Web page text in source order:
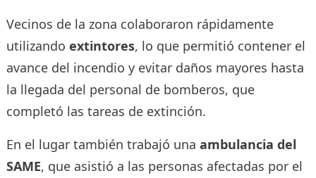
Vecinos de la zona colaboraron rápidamente
utilizando extintores, lo que permitió contener el
avance del incendio y evitar daños mayores hasta
la llegada del personal de bomberos, que
completó las tareas de extinción.
En el lugar también trabajó una ambulancia del
SAME, que asistió a las personas afectadas por el